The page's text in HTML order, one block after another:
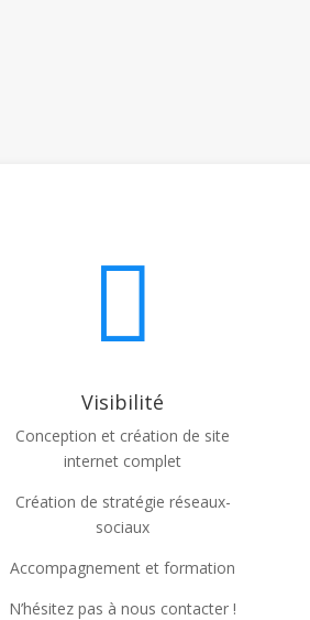

Visibilité
Conception et création de site
internet complet
Création de stratégie réseaux-
sociaux
Accompagnement et formation
N’hésitez pas à nous contacter !